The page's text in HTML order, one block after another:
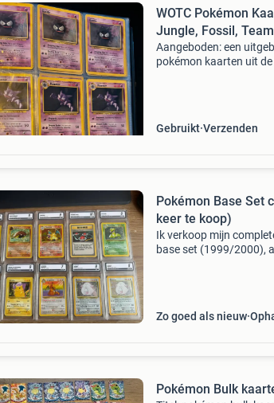
WOTC Pokémon
Jungle, Fossil,
Aangeboden: een
pokémon kaarten uit
Gebruikt Verzenden
Pokémon Base Set
keer te koop)
Ik verkoop mijn
base set (1999/2000),
Zo goed als nieuw
Pokémon Bulk